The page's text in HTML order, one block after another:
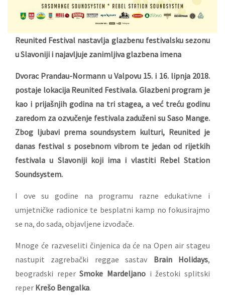
Reunited Festival nastavlja glazbenu festivalsku sezonu
u Slavoniji i najavljuje zanimljiva glazbena imena
Dvorac Prandau-Normann u Valpovu 15. i 16. lipnja 2018.
postaje lokacija Reunited Festivala. Glazbeni program je
kao i prijašnjih godina na tri stagea, a već treću godinu
zaredom za ozvučenje festivala zaduženi su Saso Mange.
Zbog ljubavi prema soundsystem kulturi, Reunited je
danas festival s posebnom vibrom te jedan od rijetkih
festivala u Slavoniji koji ima i vlastiti Rebel Station
Soundsystem.
I ove su godine na programu razne edukativne i
umjetničke radionice te besplatni kamp no fokusirajmo
se na, do sada, objavljene izvođače.
Mnoge će razveseliti činjenica da će na Open air stageu
nastupit zagrebački reggae sastav Brain Holidays,
beogradski reperSmoke Mardeljano i žestoki splitski
reper Krešo Bengalka.